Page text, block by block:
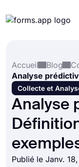
Intégrations
Modèles
Ressources
Tarification
Accueil
Blog
Collecte et
Analyse
Publié le Janv.